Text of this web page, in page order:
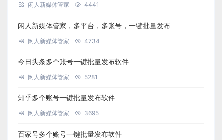
闲人新媒体管家 4441
闲人新媒体管家，多平台，多账号，一键批量发布
闲人新媒体管家 4734
今日头条多个账号一键批量发布软件
闲人新媒体管家 5281
知乎多个账号一键批量发布软件
闲人新媒体管家 3695
百家号多个账号一键批量发布软件